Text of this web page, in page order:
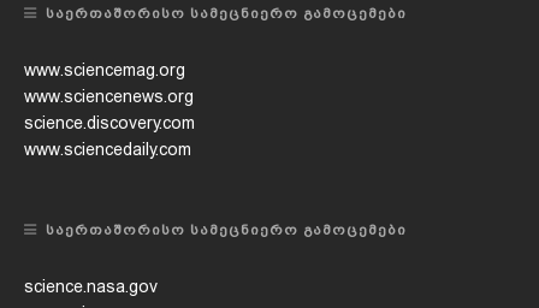
ᲡᲐᲔᲠᲗᲐᲨᲝᲠᲘᲡᲝ ᲡᲐᲛᲔᲪᲜᲘᲔᲠᲝ ᲒᲐᲛᲝᲪᲔᲛᲔᲑᲘ
www.sciencemag.org
www.sciencenews.org
science.discovery.com
www.sciencedaily.com
ᲡᲐᲔᲠᲗᲐᲨᲝᲠᲘᲡᲝ ᲡᲐᲛᲔᲪᲜᲘᲔᲠᲝ ᲒᲐᲛᲝᲪᲔᲛᲔᲑᲘ
science.nasa.gov